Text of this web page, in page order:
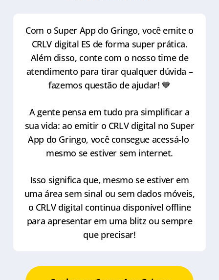
Com o Super App do Gringo, você emite o
CRLV digital ES de forma super prática.
Além disso, conte com o nosso time de
atendimento para tirar qualquer dúvida –
fazemos questão de ajudar! 💙
A gente pensa em tudo pra simplificar a
sua vida: ao emitir o CRLV digital no Super
App do Gringo, você consegue acessá-lo
mesmo se estiver sem internet.
Isso significa que, mesmo se estiver em
uma área sem sinal ou sem dados móveis,
o CRLV digital continua disponível offline
para apresentar em uma blitz ou sempre
que precisar!